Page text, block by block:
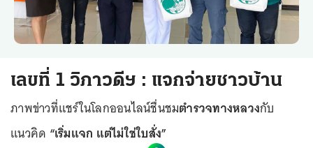
เลขที่ 1 วิภาวดีฯ : แจกจ่ายชาวบ้าน
ภาพข่าวที่แชร์ในโลกออนไลน์ชื่นชมตำรวจทางหลวงกับ
แนวคิด “เริ่มแจก แต่ไม่ใช่ใบสั่ง”